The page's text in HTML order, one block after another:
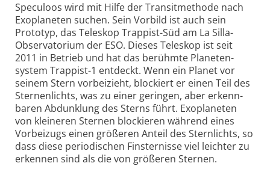
Speculoos wird mit Hilfe der Transitmethode nach
Exo­planeten suchen. Sein Vorbild ist auch sein
Prototyp, das Teleskop Trappist-Süd am La Silla-
Observatorium der ESO. Dieses Teleskop ist seit
2011 in Betrieb und hat das berühmte Planeten­
system Trappist-1 entdeckt. Wenn ein Planet vor
seinem Stern vorbei­zieht, blockiert er einen Teil des
Sternenlichts, was zu einer geringen, aber erkenn­
baren Abdunklung des Sterns führt. Exo­planeten
von kleineren Sternen blockieren während eines
Vorbei­zugs einen größeren Anteil des Sternlichts, so
dass diese periodischen Finsternisse viel leichter zu
erkennen sind als die von größeren Sternen.